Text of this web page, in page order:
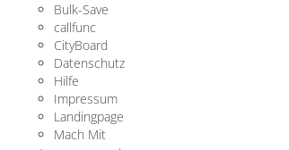
Bulk-Save
callfunc
CityBoard
Datenschutz
Hilfe
Impressum
Landingpage
Mach Mit